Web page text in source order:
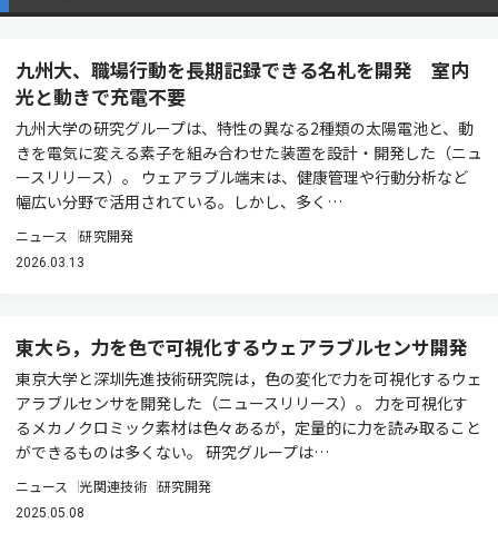
九州大、職場行動を長期記録できる名札を開発 室内
光と動きで充電不要
九州大学の研究グループは、特性の異なる2種類の太陽電池と、動
きを電気に変える素子を組み合わせた装置を設計・開発した（ニュ
ースリリース）。 ウェアラブル端末は、健康管理や行動分析など
幅広い分野で活用されている。しかし、多く…
ニュース 研究開発
2026.03.13
東大ら，力を色で可視化するウェアラブルセンサ開発
東京大学と深圳先進技術研究院は，色の変化で力を可視化するウェ
アラブルセンサを開発した（ニュースリリース）。 力を可視化す
るメカノクロミック素材は色々あるが，定量的に力を読み取ること
ができるものは多くない。 研究グループは…
ニュース 光関連技術 研究開発
2025.05.08